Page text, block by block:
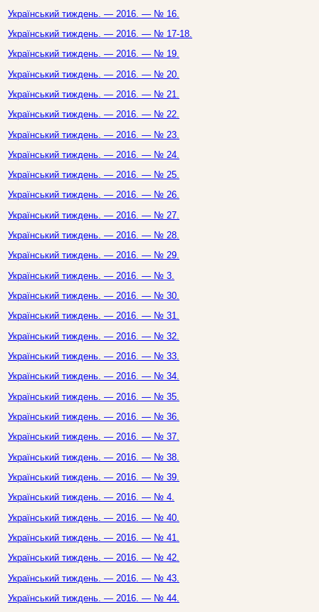
Український тиждень. — 2016. — № 16.
Український тиждень. — 2016. — № 17-18.
Український тиждень. — 2016. — № 19.
Український тиждень. — 2016. — № 20.
Український тиждень. — 2016. — № 21.
Український тиждень. — 2016. — № 22.
Український тиждень. — 2016. — № 23.
Український тиждень. — 2016. — № 24.
Український тиждень. — 2016. — № 25.
Український тиждень. — 2016. — № 26.
Український тиждень. — 2016. — № 27.
Український тиждень. — 2016. — № 28.
Український тиждень. — 2016. — № 29.
Український тиждень. — 2016. — № 3.
Український тиждень. — 2016. — № 30.
Український тиждень. — 2016. — № 31.
Український тиждень. — 2016. — № 32.
Український тиждень. — 2016. — № 33.
Український тиждень. — 2016. — № 34.
Український тиждень. — 2016. — № 35.
Український тиждень. — 2016. — № 36.
Український тиждень. — 2016. — № 37.
Український тиждень. — 2016. — № 38.
Український тиждень. — 2016. — № 39.
Український тиждень. — 2016. — № 4.
Український тиждень. — 2016. — № 40.
Український тиждень. — 2016. — № 41.
Український тиждень. — 2016. — № 42.
Український тиждень. — 2016. — № 43.
Український тиждень. — 2016. — № 44.